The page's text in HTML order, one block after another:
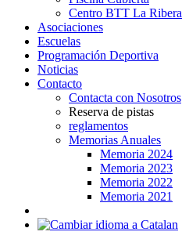
Centro BTT La Ribera
Asociaciones
Escuelas
Programación Deportiva
Noticias
Contacto
Contacta con Nosotros
Reserva de pistas
reglamentos
Memorias Anuales
Memoria 2024
Memoria 2023
Memoria 2022
Memoria 2021